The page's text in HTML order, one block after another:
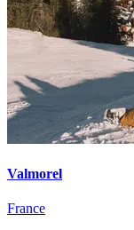
Valmorel
France